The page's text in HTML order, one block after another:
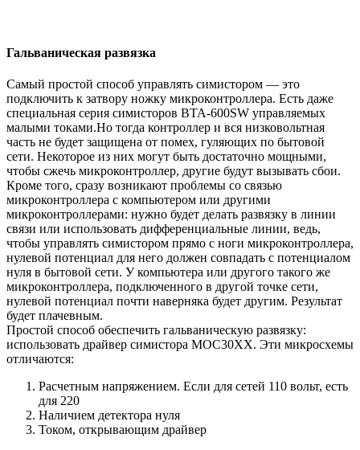
Гальваническая развязка
Самый простой способ управлять симистором — это
подключить к затвору ножку микроконтроллера. Есть даже
специальная серия симисторов BTA-600SW управляемых
малыми токами.Но тогда контроллер и вся низковольтная
часть не будет защищена от помех, гуляющих по бытовой
сети. Некоторое из них могут быть достаточно мощными,
чтобы сжечь микроконтроллер, другие будут вызывать сбои.
Кроме того, сразу возникают проблемы со связью
микроконтроллера с компьютером или другими
микроконтроллерами: нужно будет делать развязку в линии
связи или использовать дифференциальные линии, ведь,
чтобы управлять симистором прямо с ноги микроконтроллера,
нулевой потенциал для него должен совпадать с потенциалом
нуля в бытовой сети. У компьютера или другого такого же
микроконтроллера, подключенного в другой точке сети,
нулевой потенциал почти наверняка будет другим. Результат
будет плачевным.
Простой способ обеспечить гальваническую развязку:
использовать драйвер симистора MOC30XX. Эти микросхемы
отличаются:
Расчетным напряжением. Если для сетей 110 вольт, есть
для 220
Наличием детектора нуля
Током, открывающим драйвер